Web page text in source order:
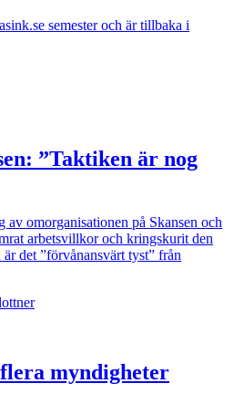
semester och är tillbaka i
”Taktiken är nog
omorganisationen på Skansen och
arbetsvillkor och kringskurit den
det ”förvånansvärt tyst” från
myndigheter